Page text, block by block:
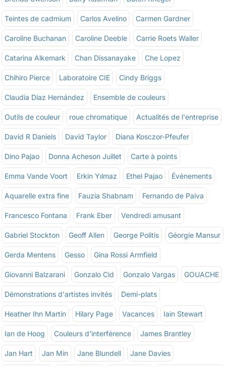
Teintes de cadmium Carlos Avelino Carmen Gardner
Caroline Buchanan Caroline Deeble Carrie Roets Waller
Catarina Alkemark Chan Dissanayake Che Lopez
Chihiro Pierce Laboratoire CIE Cindy Briggs
Claudia Díaz Hernández Ensemble de couleurs
Outils de couleur roue chromatique Actualités de l'entreprise
David R Daniels David Taylor Diana Kosczor-Pfeufer
Dino Pajao Donna Acheson Juillet Carte à points
Emma Vande Voort Erkin Yılmaz Ethel Pajao Événements
Aquarelle extra fine Fauzia Shabnam Fernando de Paiva
Francesco Fontana Frank Eber Vendredi amusant
Gabriel Stockton Geoff Allen George Politis Géorgie Mansur
Gerda Mentens Gesso Gina Rossi Armfield
Giovanni Balzarani Gonzalo Cid Gonzalo Vargas GOUACHE
Démonstrations d'artistes invités Demi-plats
Heather Ihn Martin Hilary Page Vacances Iain Stewart
Ian de Hoog Couleurs d'interférence James Brantley
Jan Hart Jan Min Jane Blundell Jane Davies